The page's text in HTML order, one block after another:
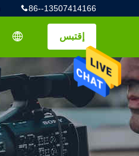
86--13507414166
إقتبس
描述